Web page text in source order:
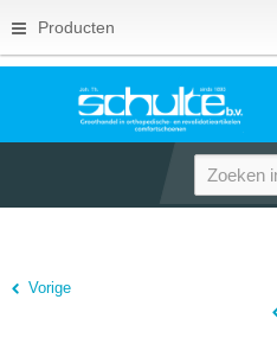
Producten
Vorige